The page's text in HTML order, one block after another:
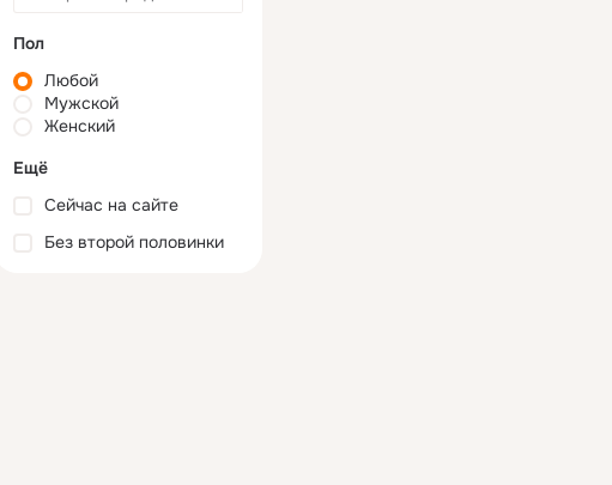
Пол
Любой
Мужской
Женский
Ещё
Сейчас на сайте
Без второй половинки